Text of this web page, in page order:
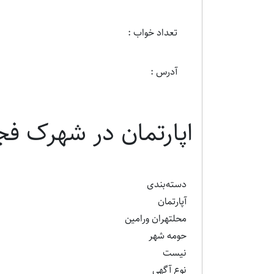
تعداد خواب :
آدرس :
اپارتمان در شهرک
دسته‌بندی
آپارتمان
محلتهران ورامین
حومه شهر
نیست
نوع آگهی